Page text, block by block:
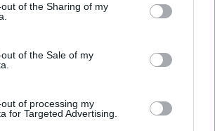
visit or usage behaviour. You may click to
to Google and its third-party tags to
specified purposes in below Google
of the Sharing of my
of the Sale of my
of processing my
for Targeted Advertising.